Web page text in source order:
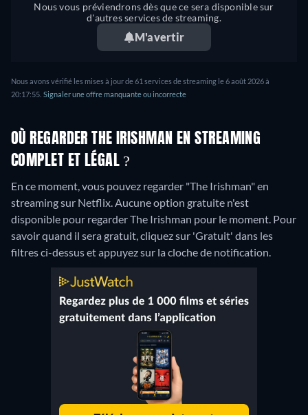
Nous vous préviendrons dès que ce sera disponible sur
d'autres services de streaming.
M'avertir
Nous avons vérifié les mises à jour de 61 services de streaming le 6 août 2026 à
20:17:55. Signaler une offre manquante ou incorrecte
OÙ REGARDER THE IRISHMAN EN STREAMING
COMPLET ET LÉGAL ?
En ce moment, vous pouvez regarder "The Irishman" en
streaming sur Netflix.Aucune option gratuite n'est
disponible pour regarder The Irishman pour le moment. Pour
savoir quand il sera gratuit, cliquez sur 'Gratuit' dans les
filtres ci-dessus et appuyez sur la cloche de notification.